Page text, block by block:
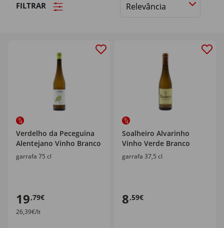
FILTRAR
Ordenar
Verdelho da Peceguina
Alentejano Vinho Branco
garrafa 75 cl
19,79€
26,39€/lt
Soalheiro Alvarinho
Vinho Verde Branco
garrafa 37,5 cl
8,59€